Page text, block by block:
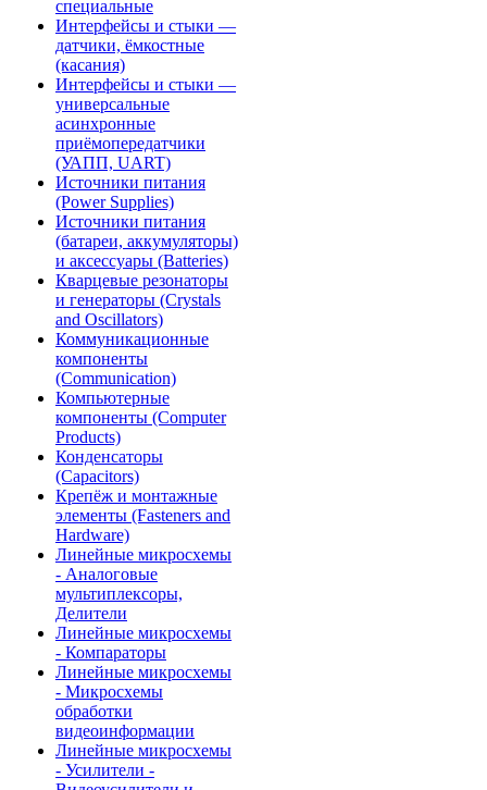
специальные
Интерфейсы и стыки —
датчики, ёмкостные
(касания)
Интерфейсы и стыки —
универсальные
асинхронные
приёмопередатчики
(УАПП, UART)
Источники питания
(Power Supplies)
Источники питания
(батареи, аккумуляторы)
и аксессуары (Batteries)
Кварцевые резонаторы
и генераторы (Crystals
and Oscillators)
Коммуникационные
компоненты
(Communication)
Компьютерные
компоненты (Computer
Products)
Конденсаторы
(Capacitors)
Крепёж и монтажные
элементы (Fasteners and
Hardware)
Линейные микросхемы
- Аналоговые
мультиплексоры,
Делители
Линейные микросхемы
- Компараторы
Линейные микросхемы
- Микросхемы
обработки
видеоинформации
Линейные микросхемы
- Усилители -